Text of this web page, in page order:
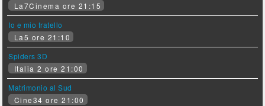
La7Cinema ore 21:15
Io e mio fratello
La5 ore 21:10
Spiders 3D
Italia 2 ore 21:00
Matrimonio al Sud
Cine34 ore 21:00